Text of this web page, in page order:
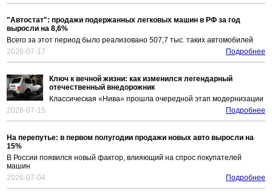
"Автостат": продажи подержанных легковых машин в РФ за год
выросли на 8,6%
Всего за этот период было реализовано 507,7 тыс. таких автомобилей
2026-07-17
Подробнее
Ключ к вечной жизни: как изменился легендарный
отечественный внедорожник
Классическая «Нива» прошла очередной этап модернизации
2026-07-15
Подробнее
На перепутье: в первом полугодии продажи новых авто выросли на
15%
В России появился новый фактор, влияющий на спрос покупателей
машин
2026-07-04
Подробнее